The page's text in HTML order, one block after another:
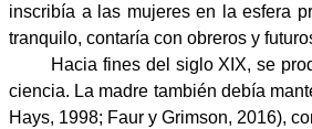
inscribía a las mujeres en la esfera
tranquilo, contaría con obreros y
Hacia fines del siglo XIX, se
ciencia. La madre también debía
Hays, 1998; Faur y Grimson, 2016),